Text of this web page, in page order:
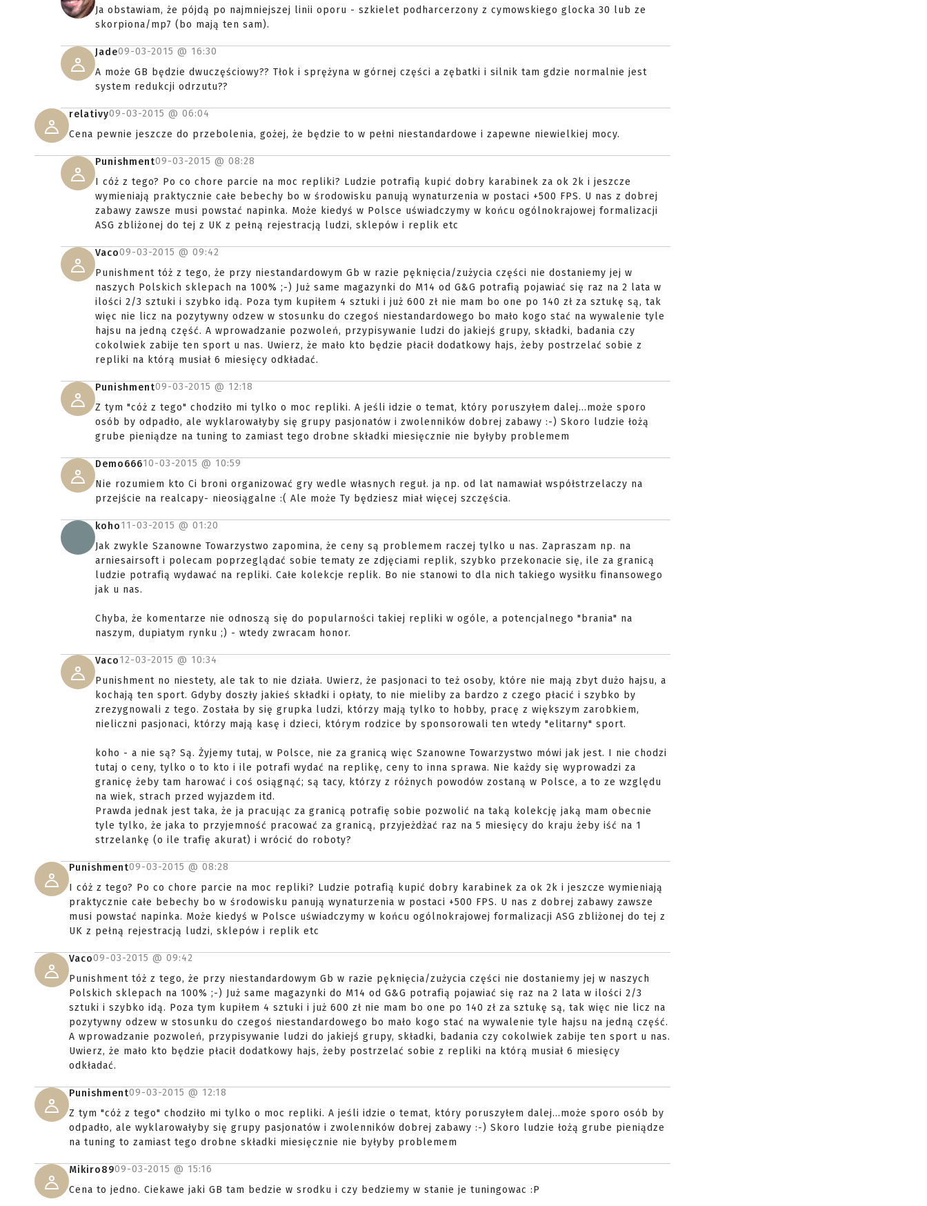
Ja obstawiam, że pójdą po najmniejszej linii oporu - szkielet podharcerzony z cymowskiego glocka 30 lub ze
skorpiona/mp7 (bo mają ten sam).
Jade09-03-2015 @ 16:30
A może GB będzie dwuczęściowy?? Tłok i sprężyna w górnej części a zębatki i silnik tam gdzie normalnie jest
system redukcji odrzutu??
relativy09-03-2015 @ 06:04
Cena pewnie jeszcze do przebolenia, gożej, że będzie to w pełni niestandardowe i zapewne niewielkiej mocy.
Punishment09-03-2015 @ 08:28
I cóż z tego? Po co chore parcie na moc repliki? Ludzie potrafią kupić dobry karabinek za ok 2k i jeszcze
wymieniają praktycznie całe bebechy bo w środowisku panują wynaturzenia w postaci +500 FPS. U nas z dobrej
zabawy zawsze musi powstać napinka. Może kiedyś w Polsce uświadczymy w końcu ogólnokrajowej formalizacji
ASG zbliżonej do tej z UK z pełną rejestracją ludzi, sklepów i replik etc
Vaco09-03-2015 @ 09:42
Punishment tóż z tego, że przy niestandardowym Gb w razie pęknięcia/zużycia części nie dostaniemy jej w
naszych Polskich sklepach na 100% ;-) Już same magazynki do M14 od G&G potrafią pojawiać się raz na 2 lata w
ilości 2/3 sztuki i szybko idą. Poza tym kupiłem 4 sztuki i już 600 zł nie mam bo one po 140 zł za sztukę są, tak
więc nie licz na pozytywny odzew w stosunku do czegoś niestandardowego bo mało kogo stać na wywalenie tyle
hajsu na jedną część. A wprowadzanie pozwoleń, przypisywanie ludzi do jakiejś grupy, składki, badania czy
cokolwiek zabije ten sport u nas. Uwierz, że mało kto będzie płacił dodatkowy hajs, żeby postrzelać sobie z
repliki na którą musiał 6 miesięcy odkładać.
Punishment09-03-2015 @ 12:18
Z tym "cóż z tego" chodziło mi tylko o moc repliki. A jeśli idzie o temat, który poruszyłem dalej...może sporo
osób by odpadło, ale wyklarowałyby się grupy pasjonatów i zwolenników dobrej zabawy :-) Skoro ludzie łożą
grube pieniądze na tuning to zamiast tego drobne składki miesięcznie nie byłyby problemem
Demo66610-03-2015 @ 10:59
Nie rozumiem kto Ci broni organizować gry wedle własnych reguł. ja np. od lat namawiał współstrzelaczy na
przejście na realcapy- nieosiągalne :( Ale może Ty będziesz miał więcej szczęścia.
koho11-03-2015 @ 01:20
Jak zwykle Szanowne Towarzystwo zapomina, że ceny są problemem raczej tylko u nas. Zapraszam np. na
arniesairsoft i polecam poprzeglądać sobie tematy ze zdjęciami replik, szybko przekonacie się, ile za granicą
ludzie potrafią wydawać na repliki. Całe kolekcje replik. Bo nie stanowi to dla nich takiego wysiłku finansowego
jak u nas.
Chyba, że komentarze nie odnoszą się do popularności takiej repliki w ogóle, a potencjalnego "brania" na
naszym, dupiatym rynku ;) - wtedy zwracam honor.
Vaco12-03-2015 @ 10:34
Punishment no niestety, ale tak to nie działa. Uwierz, że pasjonaci to też osoby, które nie mają zbyt dużo hajsu, a
kochają ten sport. Gdyby doszły jakieś składki i opłaty, to nie mieliby za bardzo z czego płacić i szybko by
zrezygnowali z tego. Została by się grupka ludzi, którzy mają tylko to hobby, pracę z większym zarobkiem,
nieliczni pasjonaci, którzy mają kasę i dzieci, którym rodzice by sponsorowali ten wtedy "elitarny" sport.
koho - a nie są? Są. Żyjemy tutaj, w Polsce, nie za granicą więc Szanowne Towarzystwo mówi jak jest. I nie chodzi
tutaj o ceny, tylko o to kto i ile potrafi wydać na replikę, ceny to inna sprawa. Nie każdy się wyprowadzi za
granicę żeby tam harować i coś osiągnąć; są tacy, którzy z różnych powodów zostaną w Polsce, a to ze względu
na wiek, strach przed wyjazdem itd.
Prawda jednak jest taka, że ja pracując za granicą potrafię sobie pozwolić na taką kolekcję jaką mam obecnie
tyle tylko, że jaka to przyjemność pracować za granicą, przyjeżdżać raz na 5 miesięcy do kraju żeby iść na 1
strzelankę (o ile trafię akurat) i wrócić do roboty?
Punishment09-03-2015 @ 08:28
I cóż z tego? Po co chore parcie na moc repliki? Ludzie potrafią kupić dobry karabinek za ok 2k i jeszcze wymieniają
praktycznie całe bebechy bo w środowisku panują wynaturzenia w postaci +500 FPS. U nas z dobrej zabawy zawsze
musi powstać napinka. Może kiedyś w Polsce uświadczymy w końcu ogólnokrajowej formalizacji ASG zbliżonej do tej z
UK z pełną rejestracją ludzi, sklepów i replik etc
Vaco09-03-2015 @ 09:42
Punishment tóż z tego, że przy niestandardowym Gb w razie pęknięcia/zużycia części nie dostaniemy jej w naszych
Polskich sklepach na 100% ;-) Już same magazynki do M14 od G&G potrafią pojawiać się raz na 2 lata w ilości 2/3
sztuki i szybko idą. Poza tym kupiłem 4 sztuki i już 600 zł nie mam bo one po 140 zł za sztukę są, tak więc nie licz na
pozytywny odzew w stosunku do czegoś niestandardowego bo mało kogo stać na wywalenie tyle hajsu na jedną część.
A wprowadzanie pozwoleń, przypisywanie ludzi do jakiejś grupy, składki, badania czy cokolwiek zabije ten sport u nas.
Uwierz, że mało kto będzie płacił dodatkowy hajs, żeby postrzelać sobie z repliki na którą musiał 6 miesięcy
odkładać.
Punishment09-03-2015 @ 12:18
Z tym "cóż z tego" chodziło mi tylko o moc repliki. A jeśli idzie o temat, który poruszyłem dalej...może sporo osób by
odpadło, ale wyklarowałyby się grupy pasjonatów i zwolenników dobrej zabawy :-) Skoro ludzie łożą grube pieniądze
na tuning to zamiast tego drobne składki miesięcznie nie byłyby problemem
Mikiro8909-03-2015 @ 15:16
Cena to jedno. Ciekawe jaki GB tam bedzie w srodku i czy bedziemy w stanie je tuningowac :P